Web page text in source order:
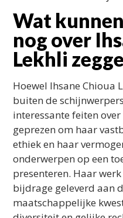
Wat
nog over
Lekhli
Hoewel Ihsane Chioua
buiten de
interessante feiten
geprezen om haar
ethiek en haar
onderwerpen op een
presenteren. Haar
bijdrage geleverd aan
maatschappelijke